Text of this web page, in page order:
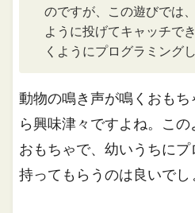
のですが、この遊びでは
ように投げてキャッチで
くようにプログラミングし
動物の鳴き声が鳴くおも
ら興味津々ですよね。こ
おもちゃで、幼いうちに
持ってもらうのは良いでし